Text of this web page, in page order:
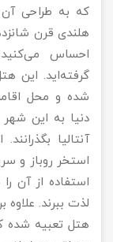
که به طراحی
هلندی قرن
احساس
شده و محل
دنیا به این
آنتالیا
استخر روباز و
استفاده از آن
لذت ببرند.
هتل تعبیه شده